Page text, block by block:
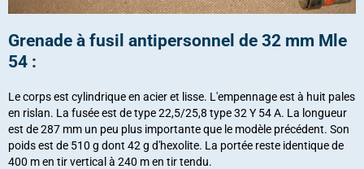
Grenade à fusil antipersonnel de 32 mm Mle
54 :
Le corps est cylindrique en acier et lisse. L'empennage est à huit pales
en rislan. La fusée est de type 22,5/25,8 type 32 Y 54 A. La longueur
est de 287 mm un peu plus importante que le modèle précédent. Son
poids est de 510 g dont 42 g d'hexolite. La portée reste identique de
400 m en tir vertical à 240 m en tir tendu.